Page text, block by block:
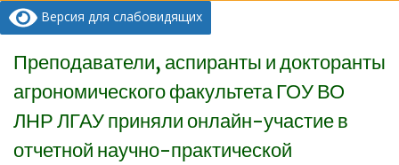
Версия для слабовидящих
Преподаватели, аспиранты и докторанты
агрономического факультета ГОУ ВО
ЛНР ЛГАУ приняли онлайн-участие в
отчетной научно-практической